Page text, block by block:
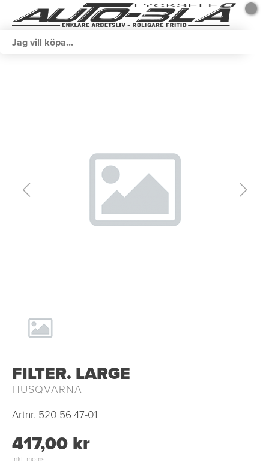
FILTER. LARGE
HUSQVARNA
Artnr. 520 56 47-01
417,00 kr
Inkl. moms